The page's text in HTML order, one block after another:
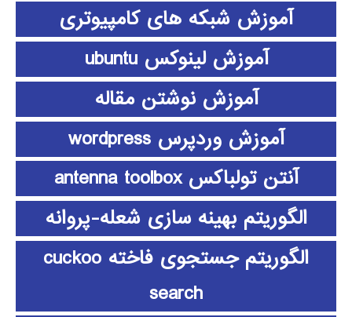
آموزش شبکه های کامپیوتری
آموزش لینوکس ubuntu
آموزش نوشتن مقاله
آموزش وردپرس wordpress
آنتن تولباکس antenna toolbox
الگوریتم بهینه سازی شعله-پروانه
الگوریتم جستجوی فاخته cuckoo
search